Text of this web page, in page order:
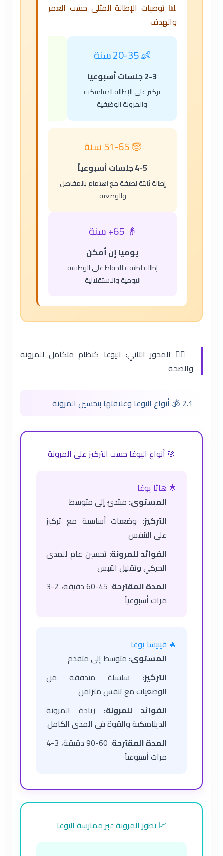
📊 توصيات الإطالة المثلى حسب العمر
والهدف
👶 20-35 سنة
2-3 جلسات أسبوعياً
تركيز على الإطالة الديناميكية
والمرونة الوظيفية
🧓 51-65 سنة
4-5 جلسات أسبوعياً
إطالة ثابتة لطيفة مع اهتمام بالمفاصل
والوضعية
👴 65+ سنة
يومياً إن أمكن
إطالة لطيفة للحفاظ على الوظيفة
اليومية والاستقلالية
🧘‍♂️ المحور الثاني: اليوغا كنظام متكامل للمرونة
والصحة
2.1 🕉️ أنواع اليوغا وعلاقتها بتحسين المرونة
🎯 أنواع اليوغا حسب التركيز على المرونة
🌟 هاثا يوغا
المستوى: مبتدئ إلى متوسط
التركيز: وضعيات أساسية مع تركيز
على التنفس
الفوائد للمرونة: تحسين عام للمدى
الحركي وتقليل التيبس
المدة المقترحة:
45-60 دقيقة، 2-3
مرات أسبوعياً
🔥 فينيسا يوغا
المستوى: متوسط إلى متقدم
التركيز: سلسلة متدفقة من
الوضعيات مع تنفس متزامن
الفوائد للمرونة: زيادة المرونة
الديناميكية والقوة في المدى الكامل
المدة المقترحة:
60-90 دقيقة، 3-4
مرات أسبوعياً
📈 تطور المرونة عبر ممارسة اليوغا